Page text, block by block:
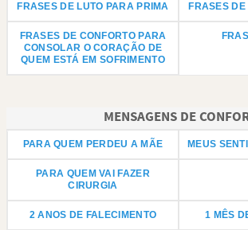
FRASES DE LUTO PARA PRIMA FRASES
FRASES DE CONFORTO PARA
CONSOLAR O CORAÇÃO DE
QUEM ESTÁ EM SOFRIMENTO
MENSAGENS DE
PARA QUEM PERDEU A MÃE MEUS
PARA QUEM VAI FAZER
CIRURGIA
2 ANOS DE FALECIMENTO 1 MÊS